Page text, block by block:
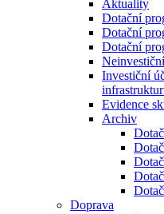
Aktuality
Dotační
Dotační
Dotační
Investiční
Evidence
Archiv
Doprava